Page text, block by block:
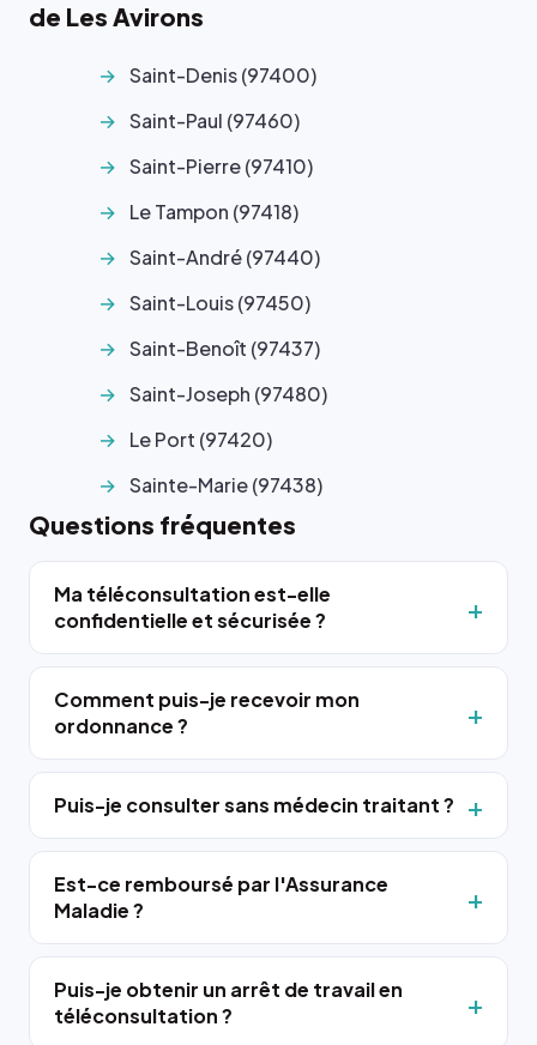
de Les Avirons
Saint-Denis (97400)
Saint-Paul (97460)
Saint-Pierre (97410)
Le Tampon (97418)
Saint-André (97440)
Saint-Louis (97450)
Saint-Benoît (97437)
Saint-Joseph (97480)
Le Port (97420)
Sainte-Marie (97438)
Questions fréquentes
Ma téléconsultation est-elle
confidentielle et sécurisée ?
Comment puis-je recevoir mon
ordonnance ?
Puis-je consulter sans médecin traitant ?
Est-ce remboursé par l'Assurance
Maladie ?
Puis-je obtenir un arrêt de travail en
téléconsultation ?